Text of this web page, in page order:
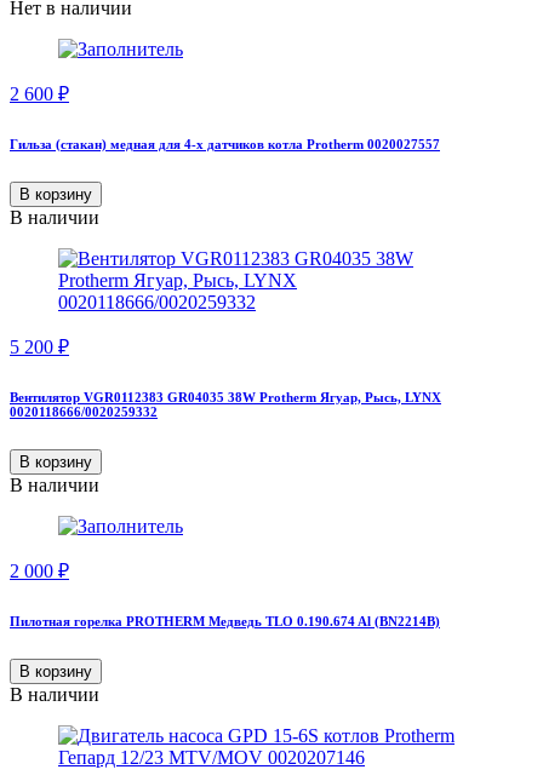
Нет в наличии
2 600 ₽
Гильза (стакан) медная для 4-х датчиков котла Protherm 0020027557
В корзину
В наличии
5 200 ₽
Вентилятор VGR0112383 GR04035 38W Protherm Ягуар, Рысь, LYNX
0020118666/0020259332
В корзину
В наличии
2 000 ₽
Пилотная горелка PROTHERM Медведь TLO 0.190.674 Al (BN2214B)
В корзину
В наличии